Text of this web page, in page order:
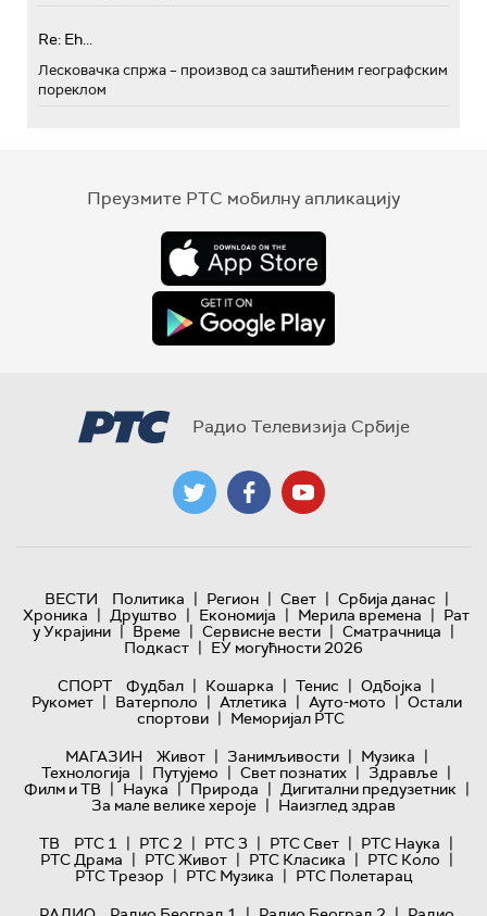
Re: Eh...
Лесковачка спржа – производ са заштићеним географским
пореклом
Преузмите РТС мобилну апликацију
Радио Телевизија Србије
ВЕСТИ Политика | Регион | Свет | Србија данас |
Хроника | Друштво | Економија | Мерила времена | Рат
у Украјини | Време | Сервисне вести | Сматрачница |
Подкаст | ЕУ могућности 2026
СПОРТ
Фудбал | Кошарка | Тенис | Одбојка |
Рукомет | Ватерполо | Атлетика | Ауто-мото | Остали
спортови | Меморијал РТС
МАГАЗИН
Живот | Занимљивости | Музика |
Технологијa | Путујемо | Свет познатих | Здравље |
Филм и ТВ | Наука | Природа | Дигитални предузетник |
За мале велике хероје | Наизглед здрав
ТВ
РТС 1 | РТС 2 | РТС 3 | РТС Свет | РТС Наука |
РТС Драма | РТС Живот | РТС Класика | РТС Коло |
РТС Трезор | РТС Музика | РТС Полетарац